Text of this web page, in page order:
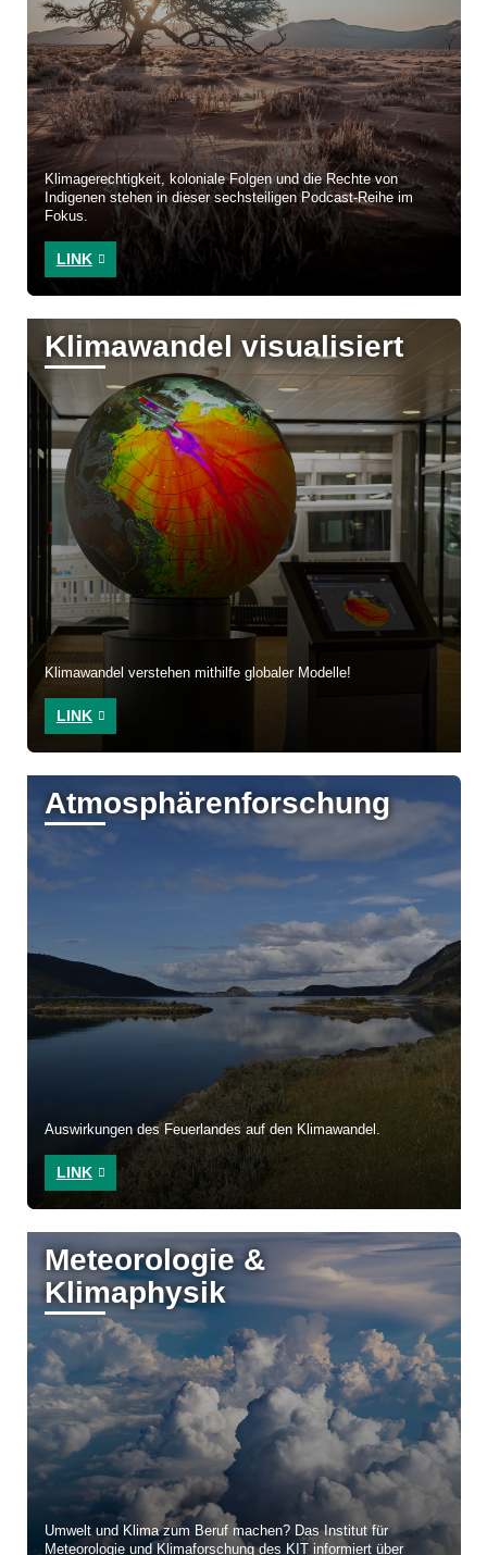
Klimagerechtigkeit, koloniale Folgen und die Rechte von
Indigenen stehen in dieser sechsteiligen Podcast-Reihe im
Fokus.
LINK
Klimawandel visualisiert
Klimawandel verstehen mithilfe globaler Modelle!
LINK
Atmosphären­forschung
Auswirkungen des Feuerlandes auf den Klimawandel.
LINK
Meteorologie &
Klimaphysik
Umwelt und Klima zum Beruf machen? Das Institut für
Meteorologie und Klimaforschung des KIT informiert über